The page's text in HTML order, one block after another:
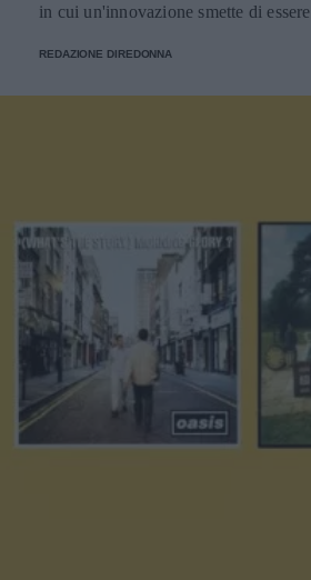
in cui un'innovazione smette di
REDAZIONE DIREDONNA